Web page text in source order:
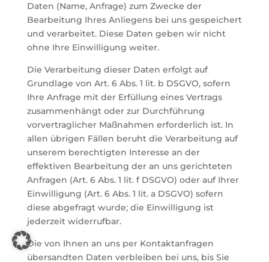
Daten (Name, Anfrage) zum Zwecke der
Bearbeitung Ihres Anliegens bei uns gespeichert
und verarbeitet. Diese Daten geben wir nicht
ohne Ihre Einwilligung weiter.
Die Verarbeitung dieser Daten erfolgt auf
Grundlage von Art. 6 Abs. 1 lit. b DSGVO, sofern
Ihre Anfrage mit der Erfüllung eines Vertrags
zusammenhängt oder zur Durchführung
vorvertraglicher Maßnahmen erforderlich ist. In
allen übrigen Fällen beruht die Verarbeitung auf
unserem berechtigten Interesse an der
effektiven Bearbeitung der an uns gerichteten
Anfragen (Art. 6 Abs. 1 lit. f DSGVO) oder auf Ihrer
Einwilligung (Art. 6 Abs. 1 lit. a DSGVO) sofern
diese abgefragt wurde; die Einwilligung ist
jederzeit widerrufbar.
Die von Ihnen an uns per Kontaktanfragen
übersandten Daten verbleiben bei uns, bis Sie